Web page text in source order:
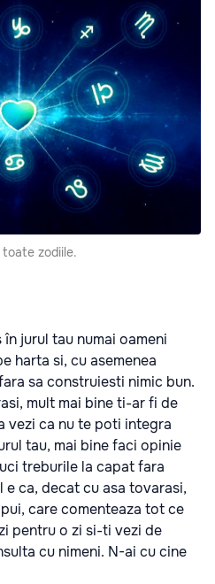
zodiile.
jurul tau numai oameni
harta si, cu asemenea
sa construiesti nimic bun.
mult mai bine ti-ar fi de
vezi ca nu te poti integra
tau, mai bine faci opinie
treburile la capat fara
ca, decat cu asa tovarasi,
care comenteaza tot ce
pentru o zi si-ti vezi de
cu nimeni. N-ai cu cine